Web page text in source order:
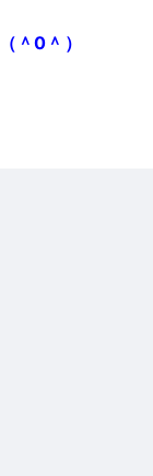
＾0＾）